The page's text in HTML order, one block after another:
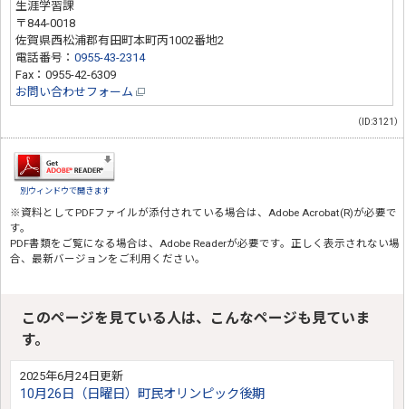
生涯学習課
〒844-0018
佐賀県西松浦郡有田町本町丙1002番地2
電話番号：0955-43-2314
Fax：0955-42-6309
お問い合わせフォーム
（ID:3121）
別ウィンドウで開きます
※資料としてPDFファイルが添付されている場合は、 Adobe Acrobat(R)が必要で
す。
PDF書類をご覧になる場合は、 Adobe Readerが必要です。正しく表示されない場
合、最新バージョンをご利用ください。
このページを見ている人は、こんなページも見ていま
す。
2025年6月24日更新
10月26日（日曜日）町民オリンピック後期